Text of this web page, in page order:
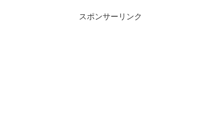
スポンサーリンク